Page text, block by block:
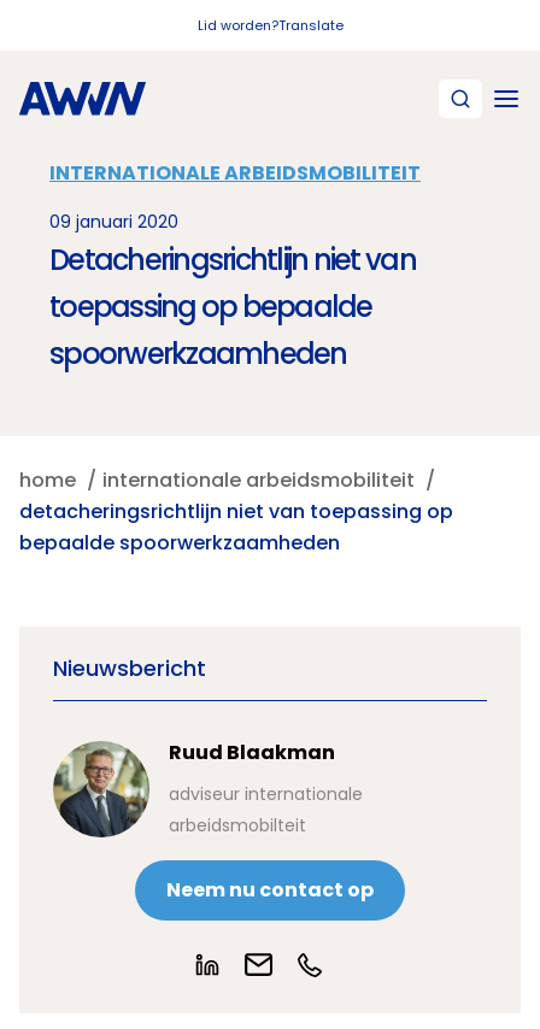
Lid worden?Translate
INTERNATIONALE ARBEIDSMOBILITEIT
09 januari 2020
Detacheringsrichtlijn niet van
toepassing op bepaalde
spoorwerkzaamheden
home
internationale arbeidsmobiliteit
detacheringsrichtlijn niet van toepassing op
bepaalde spoorwerkzaamheden
Nieuwsbericht
Ruud Blaakman
adviseur internationale
arbeidsmobilteit
Neem nu contact op